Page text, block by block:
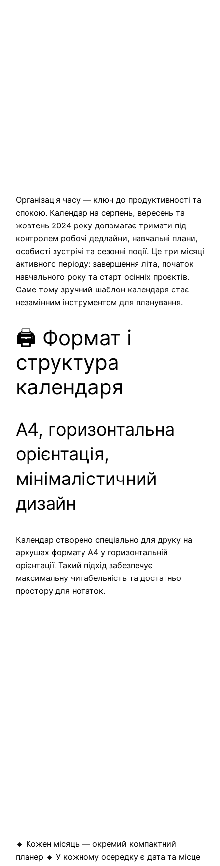
Організація часу — ключ до продуктивності та
спокою. Календар на серпень, вересень та
жовтень 2024 року допомагає тримати під
контролем робочі дедлайни, навчальні плани,
особисті зустрічі та сезонні події. Це три місяці
активного періоду: завершення літа, початок
навчального року та старт осінніх проєктів.
Саме тому зручний шаблон календаря стає
незамінним інструментом для планування.
🖨️ Формат і
структура
календаря
A4, горизонтальна
орієнтація,
мінімалістичний
дизайн
Календар створено спеціально для друку на
аркушах формату A4 у горизонтальній
орієнтації. Такий підхід забезпечує
максимальну читабельність та достатньо
простору для нотаток.
🔹 Кожен місяць — окремий компактний
планер 🔹 У кожному осередку є дата та місце